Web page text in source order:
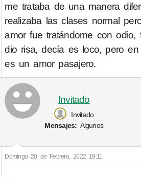
me trataba de una manera
realizaba las clases normal
amor fue tratándome con
dio risa, decía es loco, pero
es un amor pasajero.
Invitado
Invitado
Mensajes: Algunos
Domingo 20 de Febrero, 2022 19:11